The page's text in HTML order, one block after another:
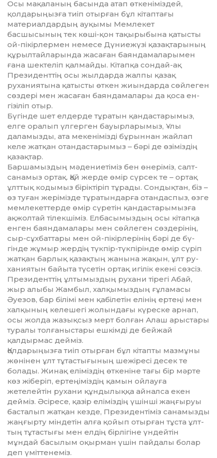
Осы мақаланың басында атап өт­кеніміздей,
қолдарыңызға тиіп отырған бұл кітаптағы
материал­дар­дың ауқымы Мемлекет
басшысының тек көші-қон тақырыбына қатысты
ой-пікірлермен немесе Дүниежүзі қ­азақтарының
құрылтайларында жа­саған баяндамаларымен
ғана шек­теліп қалмайды. Кітапқа сондай-ақ
Президенттің осы жылдарда жал­пы қазақ
руханиятына қатысты өт­кен жиындарда сөйлеген
сөздері мен жасаған баяндамалары да қоса ен­
гізіліп отыр.
Бүгінде шет елдерде тұратын қан­дастарымыз,
елге оралып үлгер­ген бауырларымыз, Ұлы
даламызды, ата мекенімізді бұрыннан жайлап
келе жатқан отандастарымыз – бәрі де өзіміздің
қазақтар.
Баршамыздың мәдениетіміз бен өнеріміз, салт-
санамыз ортақ. Қай жер­де өмір сүрсек те – ортақ
ұлттық ко­дымыз біріктіріп тұрады. Сондық­тан, біз –
өз туған жерімізде тұра­тын­дарға отандаспыз, өзге
мемле­кет­терде өмір сүретін қан­дас­тарымызға
ақжолтай тілекшіміз. Елбасымыздың осы кітапқа
енген баяндамалары мен сөйлеген сөздерінің,
сыр-сұх­бат­тары мен ой-пікірлерінің бәрі де бү­
гінде жұмыр жердің түкпір-түк­пірінде өмір сүріп
жатқан барлық қа­зақтың жанына жақын, ұлт ру­
ханиятын байыта түсетін ортақ игі­лік екені сөзсіз.
Президенттің ұлтымыздың ру­хани тірегі Абай,
жыр алыбы Жам­был, халқымыздың ғұламасы
Әуе­зов, бар білімі мен қабілетін елінің ер­теңі мен
халқының келешегі жо­лындағы күреске арнап,
осы жолда жа­зықсыз мерт болған Алаш арыс­тары
туралы толғаныстары ешкімді де бейжай
қалдырмас дейміз.
Қолдарыңызға тиіп отырған бұл кі­тапты мазмұны
жөнінен ұлт тұтас­тығының шежіресі десек те
болады. Жинақ еліміздің өткеніне тағы бір мәрте
көз жіберіп, ертеңіміздің қа­мын ойлауға
жетелейтін рухани құн­дылыққа айналса екен
дейміз. Әсі­ресе, қазір еліміздің үшінші жаң­ғыруы
басталып жатқан кезде, Пре­зидентіміз санамызды
жаңғырту міндетін алға қойып отырған тұста ұлт­
тың тұтастығы мен елдің бірлігіне үн­дейтін
мұндай басылым оқырман үшін пайдалы болар
деп үміттене­міз.